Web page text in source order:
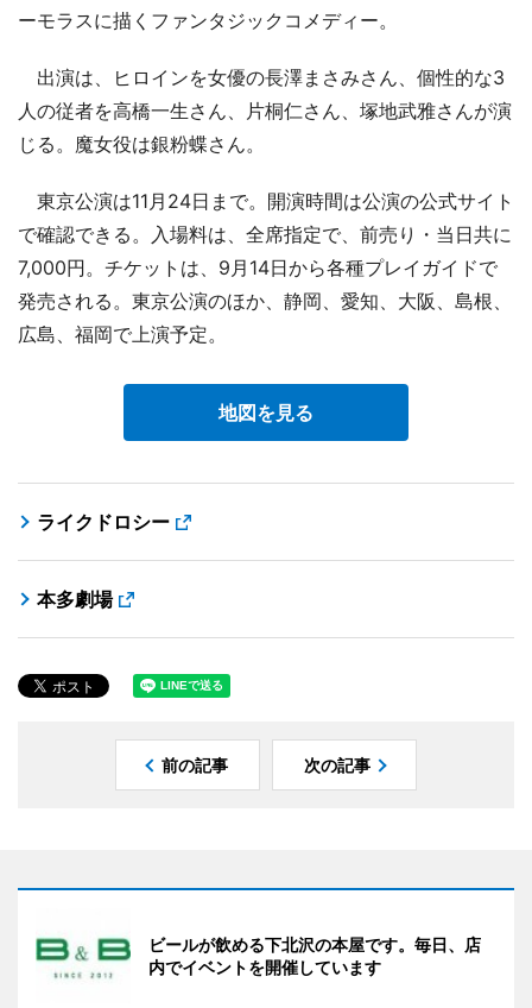
ーモラスに描くファンタジックコメディー。
出演は、ヒロインを女優の長澤まさみさん、個性的な3
人の従者を高橋一生さん、片桐仁さん、塚地武雅さんが演
じる。魔女役は銀粉蝶さん。
東京公演は11月24日まで。開演時間は公演の公式サイト
で確認できる。入場料は、全席指定で、前売り・当日共に
7,000円。チケットは、9月14日から各種プレイガイドで
発売される。東京公演のほか、静岡、愛知、大阪、島根、
広島、福岡で上演予定。
地図を見る
ライクドロシー
本多劇場
前の記事 次の記事
ビールが飲める下北沢の本屋です。毎日、店
内でイベントを開催しています